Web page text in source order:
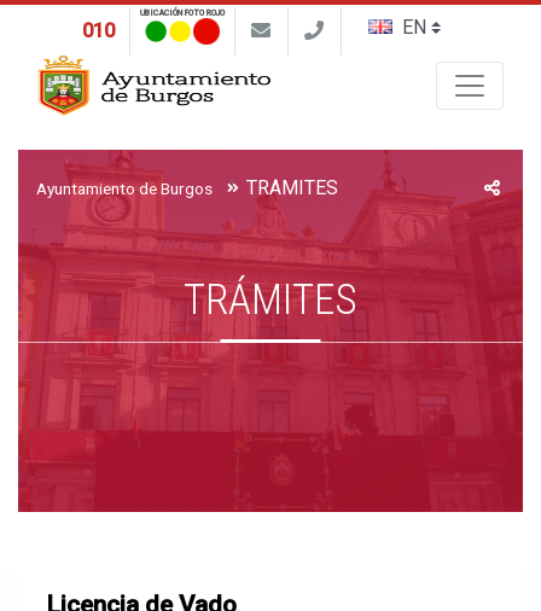
010
UBICACIÓN FOTO ROJO
Ayuntamiento de Burgos TRÁMITES
TRÁMITES
Licencia de Vado